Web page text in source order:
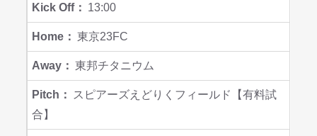
13:00
東京23FC
東邦チタニウム
スピアーズえどりくフィールド【有料試
合】